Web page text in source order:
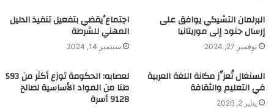
البرلمان التشيكي يوافق على
إرسال جنود إلى موريتانيا
نوفمبر 27, 2024
اجتماع ٌيقضي بتفعيل تنفيذ الدليل
المهني للشرطة
سبتمبر 14, 2024
السنغال تُعزِّز مكانة اللغة العربية
في التعليم والثقافة
يناير 2, 2026
لعصابه: الحكومة توزع أكثر من 593
طنا من المواد الأساسية لصالح
9128 أسرة